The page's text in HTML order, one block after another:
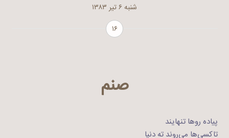
شنبه ۶ تیر ۱۳۸۳
۱۶
صنم
پیاده روها تنهایند
تاکسی‌ها می‌روند ته دنیا